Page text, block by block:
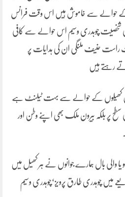
کے حوالے سے خاموش ہیں اس وقت فرانس
شخصیت چوہدری وسیم اس حوالے سے کافی
حنیف ملنگی ان کی ہدایات پر
رہتے ہیں
کھیلوں کے حوالے سے بہت ٹیلنٹ ہے
پر بلکہ بیرون ملک بھی اپنے وطن اور
والی بال ہمارے جوانوں نے ہر کھیل میں
میں چوہدری طارق پرویز‘چوہدری وسیم